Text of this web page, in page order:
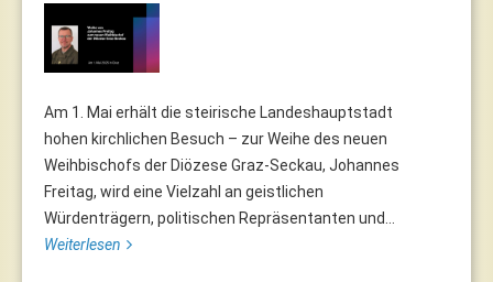
Am 1. Mai erhält die steirische Landeshauptstadt
hohen kirchlichen Besuch – zur Weihe des neuen
Weihbischofs der Diözese Graz-Seckau, Johannes
Freitag, wird eine Vielzahl an geistlichen
Würdenträgern, politischen Repräsentanten und...
Weiterlesen